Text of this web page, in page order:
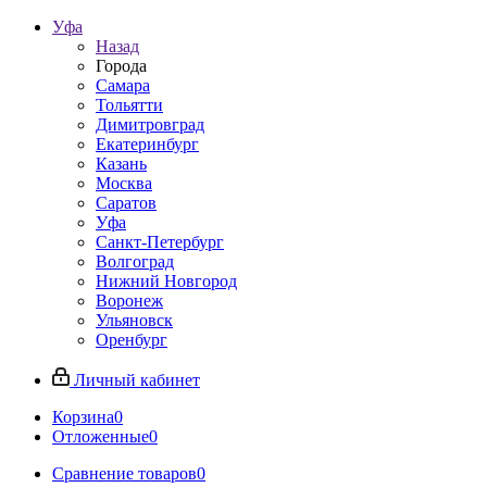
Уфа
Назад
Города
Самара
Тольятти
Димитровград
Екатеринбург
Казань
Москва
Саратов
Уфа
Санкт-Петербург
Волгоград
Нижний Новгород
Воронеж
Ульяновск
Оренбург
Личный кабинет
Корзина0
Отложенные0
Сравнение товаров0